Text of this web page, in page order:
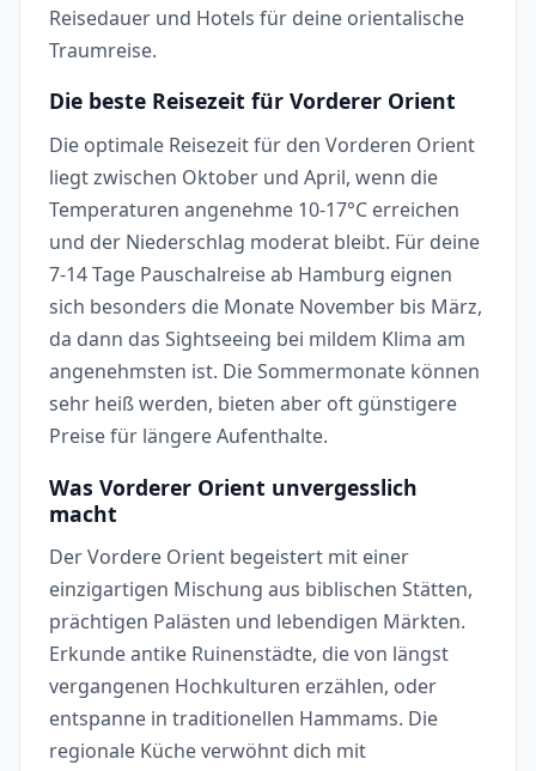
Reisedauer und Hotels für deine orientalische
Traumreise.
Die beste Reisezeit für Vorderer Orient
Die optimale Reisezeit für den Vorderen Orient
liegt zwischen Oktober und April, wenn die
Temperaturen angenehme 10-17°C erreichen
und der Niederschlag moderat bleibt. Für deine
7-14 Tage Pauschalreise ab Hamburg eignen
sich besonders die Monate November bis März,
da dann das Sightseeing bei mildem Klima am
angenehmsten ist. Die Sommermonate können
sehr heiß werden, bieten aber oft günstigere
Preise für längere Aufenthalte.
Was Vorderer Orient unvergesslich
macht
Der Vordere Orient begeistert mit einer
einzigartigen Mischung aus biblischen Stätten,
prächtigen Palästen und lebendigen Märkten.
Erkunde antike Ruinenstädte, die von längst
vergangenen Hochkulturen erzählen, oder
entspanne in traditionellen Hammams. Die
regionale Küche verwöhnt dich mit